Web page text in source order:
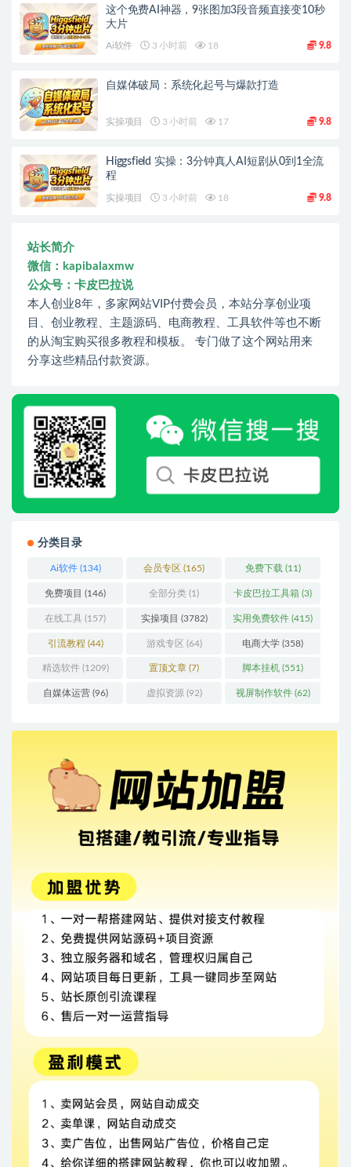
这个免费AI神器，9张图加3段音频直接变10秒
大片
Ai软件 3 小时前 18 9.8
自媒体破局：系统化起号与爆款打造
实操项目 3 小时前 17 9.8
Higgsfield 实操：3分钟真人AI短剧从0到1全流
程
实操项目 3 小时前 18 9.8
站长简介
微信：kapibalaxmw
公众号：卡皮巴拉说
本人创业8年，多家网站VIP付费会员，本站分享创业项
目、创业教程、主题源码、电商教程、工具软件等也不断
的从淘宝购买很多教程和模板。 专门做了这个网站用来
分享这些精品付款资源。
分类目录
Ai软件(134) 会员专区 (165) 免费下载 (11)
免费项目 (146) 全部分类 (1) 卡皮巴拉工具箱 (3)
在线工具 (157) 实操项目 (3782) 实用免费软件 (415)
引流教程 (44) 游戏专区 (64) 电商大学 (358)
精选软件(1209) 置顶文章 (7) 脚本挂机 (551)
自媒体运营(96) 虚拟资源 (92) 视屏制作软件(62)